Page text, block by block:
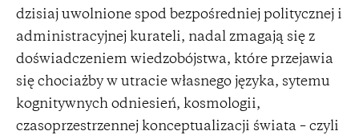
dzisiaj uwolnione spod bezpośredniej politycznej i
administracyjnej kurateli, nadal zmagają się z
doświadczeniem wiedzobójstwa, które przejawia
się chociażby w utracie własnego języka, sytemu
kognitywnych odniesień, kosmologii,
czasoprzestrzennej konceptualizacji świata – czyli